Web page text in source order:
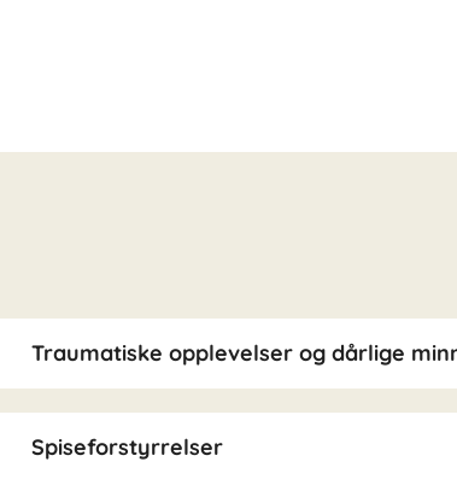
Traumatiske opplevelser og dårlige
Spiseforstyrrelser